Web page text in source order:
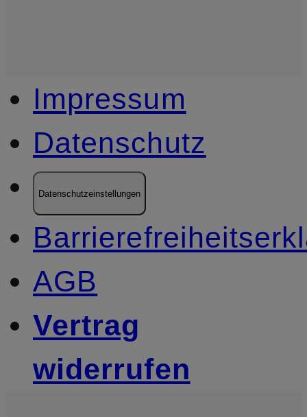
Impressum
Datenschutz
Datenschutzeinstellungen
AGB
Vertrag
widerrufen